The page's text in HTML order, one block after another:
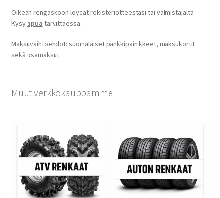
Oikean rengaskoon löydät rekisteriotteestasi tai valmistajalta.
Kysy apua tarvittaessa.
Maksuvaihtoehdot: suomalaiset pankkipainikkeet, maksukortit
sekä osamaksut.
Muut verkkokauppamme